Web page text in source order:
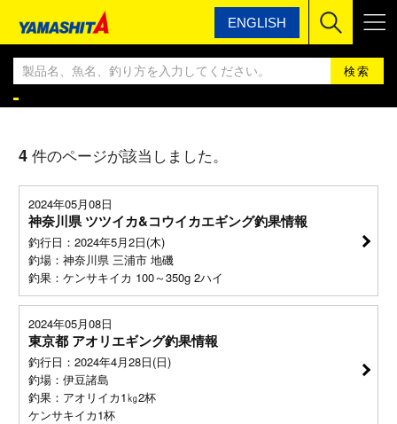
ENGLISH
ヤマシタ ヤマシタ釣果情報BLOG
ヤマシタ釣果情報
4 件のページが該当しました。
2024年05月08日
神奈川県 ツツイカ&コウイカエギング釣果情報
釣行日：2024年5月2日(木)
釣場：神奈川県 三浦市 地磯
釣果：ケンサキイカ 100～350g 2ハイ
2024年05月08日
東京都 アオリエギング釣果情報
釣行日：2024年4月28日(日)
釣場：伊豆諸島
釣果：アオリイカ1㎏2杯
ケンサキイカ1杯